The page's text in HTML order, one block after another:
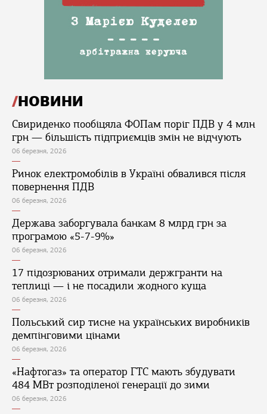
НОВИНИ
Свириденко пообіцяла ФОПам поріг ПДВ у 4 млн
грн — більшість підприємців змін не відчують
06 березня, 2026
Ринок електромобілів в Україні обвалився після
повернення ПДВ
06 березня, 2026
Держава заборгувала банкам 8 млрд грн за
програмою «5-7-9%»
06 березня, 2026
17 підозрюваних отримали держгранти на
теплиці — і не посадили жодного куща
06 березня, 2026
Польський сир тисне на українських виробників
демпінговими цінами
06 березня, 2026
«Нафтогаз» та оператор ГТС мають збудувати
484 МВт розподіленої генерації до зими
06 березня, 2026